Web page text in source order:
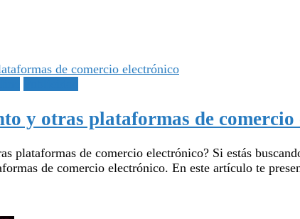
y otras plataformas de comercio
plataformas de comercio electrónico? Si estás
de comercio electrónico. En este artículo te